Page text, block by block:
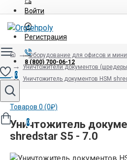
Войти
Регистрация
8 (800) 700-06-12
0
Товаров 0 (0₽)
0
Оборудование для офисов и
Уничтожители документов
Уничтожитель документов HSM
Уничтожитель
shredstar S5 - 7.0